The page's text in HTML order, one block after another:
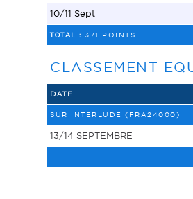
10/11 Sept
TOTAL : 371 POINTS
CLASSEMENT
DATE
SUR INTERLUDE (FRA24000)
13/14 SEPTEMBRE